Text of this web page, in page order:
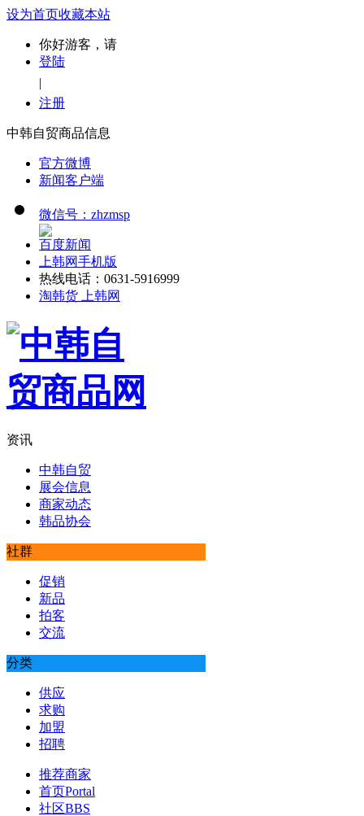
设为首页收藏本站
你好游客，请
登陆
|
注册
中韩自贸商品信息
官方微博
新闻客户端
微信号：zhzmsp
百度新闻
上韩网手机版
热线电话：0631-5916999
淘韩货 上韩网
资讯
中韩自贸
展会信息
商家动态
韩品协会
社群
促销
新品
拍客
交流
分类
供应
求购
加盟
招聘
推荐商家
首页Portal
社区BBS